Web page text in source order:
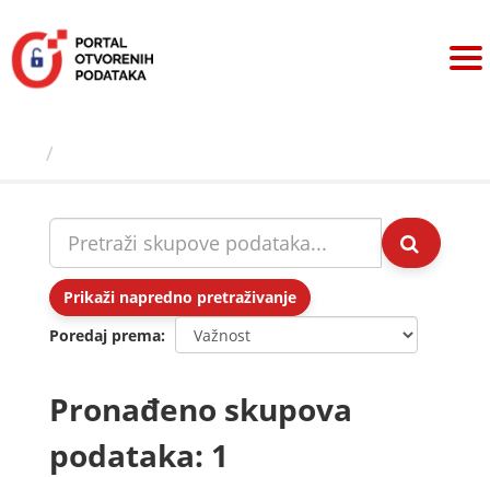
sadržaj
Prikaži napredno pretraživanje
Poredaj prema
Pronađeno skupova
podataka: 1